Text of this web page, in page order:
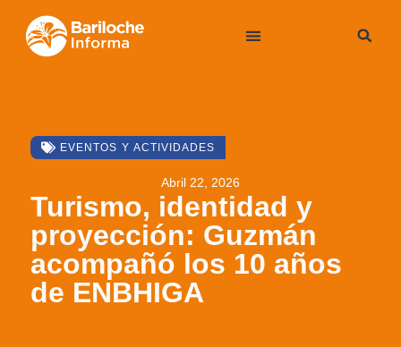
EVENTOS Y ACTIVIDADES
Abril 22, 2026
Turismo, identidad y
proyección: Guzmán
acompañó los 10 años
de ENBHIGA